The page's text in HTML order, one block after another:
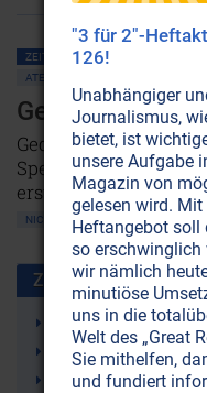
ZEITENSCHRIFT NR. 11, S.7
ATEM • PRANHA • AURA
Genieße dein
Gedanken und
Speisen. Sie können
erst recht unseren
NICHT ONLINE VERFÜGBAR
Zusammen benutzt
Duft
Ätherische Öle
Gesundheit
"3 für 2"-
126!
Unabhängiger
Journalismus,
bietet, ist
unsere Aufgabe
Magazin von
gelesen wird.
Heftangebot soll
so
wir nämlich
minutiöse
uns in die
Welt des „Great
Sie mithelfen,
und fundiert